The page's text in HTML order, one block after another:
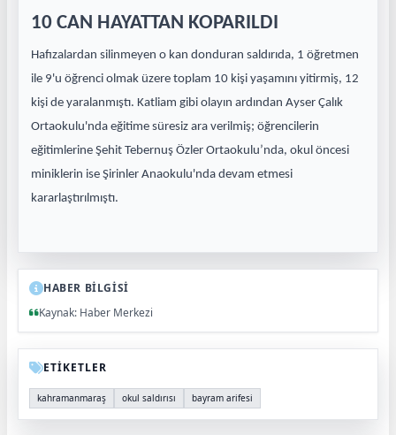
10 CAN HAYATTAN KOPARILDI
Hafızalardan silinmeyen o kan donduran saldırıda, 1 öğretmen
ile 9'u öğrenci olmak üzere toplam 10 kişi yaşamını yitirmiş, 12
kişi de yaralanmıştı. Katliam gibi olayın ardından Ayser Çalık
Ortaokulu'nda eğitime süresiz ara verilmiş; öğrencilerin
eğitimlerine Şehit Tebernuş Özler Ortaokulu’nda, okul öncesi
miniklerin ise Şirinler Anaokulu'nda devam etmesi
kararlaştırılmıştı.
HABER BİLGİSİ
Kaynak: Haber Merkezi
ETİKETLER
kahramanmaraş okul saldırısı bayram arifesi